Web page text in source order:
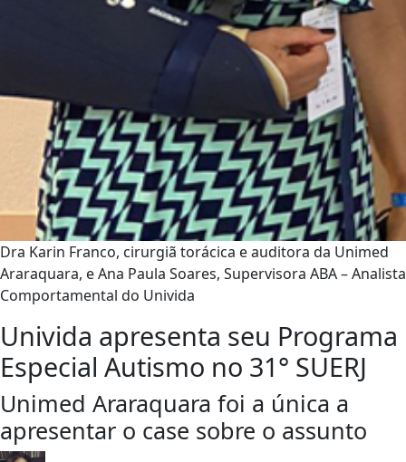
Dra Karin Franco, cirurgiã torácica e auditora da Unimed
Araraquara, e Ana Paula Soares, Supervisora ABA – Analista
Comportamental do Univida
Univida apresenta seu Programa
Especial Autismo no 31° SUERJ
Unimed Araraquara foi a única a
apresentar o case sobre o assunto